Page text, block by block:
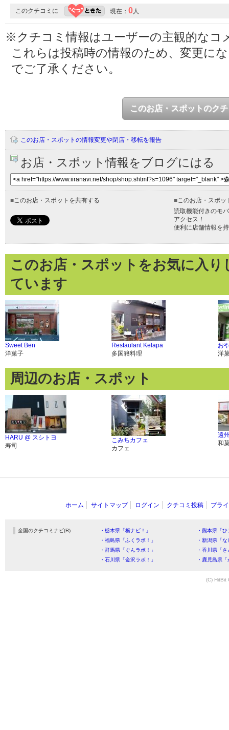
このクチコミに 現在： 0人
※クチコミ情報はユーザーの主観的なコ
これらは投稿時の情報のため、変更に
でご了承ください。
このお店・スポットのク
このお店・スポットの情報変更や閉店・移転を報告
お店・スポット情報をブログにはる
■このお店・スポットを共有する ■このお店・スポッ
読取機能付きのモ
アクセス！
便利に店舗情報を
このお店・スポットをお気に入
ています
Sweet Ben
洋菓子
Restaulant Kelapa
多国籍料理
お
洋
周辺のお店・スポット
HARU @ スシトヨ
寿司
こみちカフェ
カフェ
遠
和
ホーム サイトマップ ログイン クチコミ投稿 プラ
全国のクチコミナビ(R) ・栃木県「栃ナビ！」
・熊本県「
・福島県「ふくラボ！」
・新潟県「
・群馬県「ぐんラボ！」
・香川県「
・石川県「金沢ラボ！」
・鹿児島県
(C) HitBit